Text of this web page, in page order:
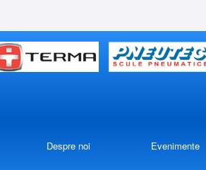
Despre noi Evenimente